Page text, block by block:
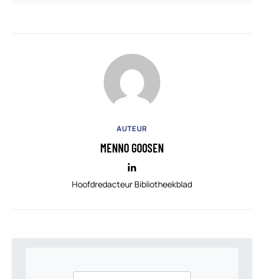
AUTEUR
MENNO GOOSEN
Hoofdredacteur Bibliotheekblad